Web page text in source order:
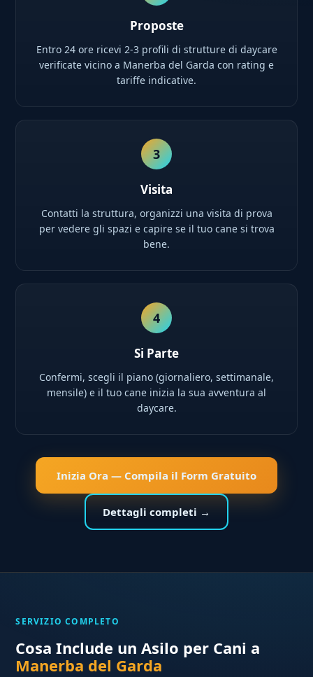
Proposte
Entro 24 ore ricevi 2-3 profili di strutture di daycare
verificate vicino a Manerba del Garda con rating e
tariffe indicative.
3
Visita
Contatti la struttura, organizzi una visita di prova
per vedere gli spazi e capire se il tuo cane si trova
bene.
4
Si Parte
Confermi, scegli il piano (giornaliero, settimanale,
mensile) e il tuo cane inizia la sua avventura al
daycare.
Inizia Ora — Compila il Form Gratuito
Dettagli completi →
SERVIZIO COMPLETO
Cosa Include un Asilo per Cani a
Manerba del Garda